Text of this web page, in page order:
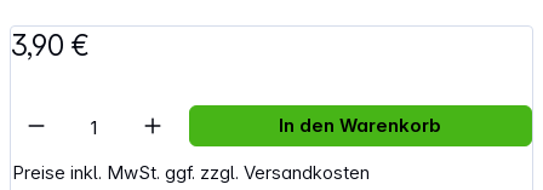
3,90 €
Preise inkl. MwSt. ggf. zzgl. Versandkosten
Artikel Anzahl: Gib den gewünschten
In den Warenkorb